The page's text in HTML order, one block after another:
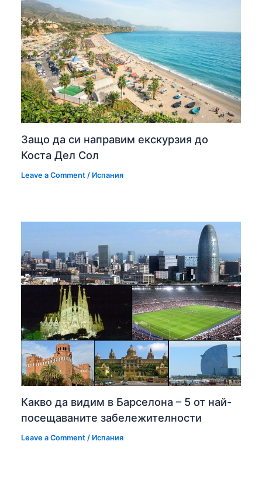
Защо да си направим екскурзия до
Коста Дел Сол
Leave a Comment / Испания
Какво да видим в Барселона – 5 от най-
посещаваните забележителности
Leave a Comment / Испания